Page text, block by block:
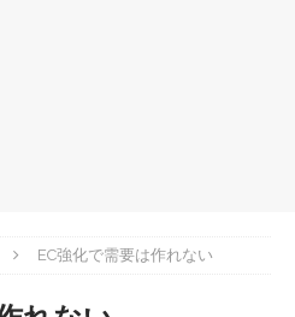
EC強化で需要は作れない